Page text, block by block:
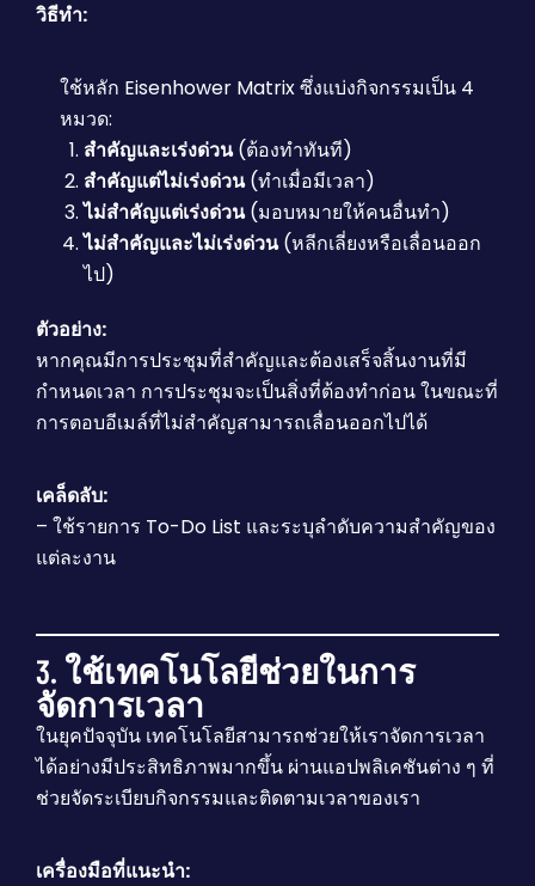
วิธีทำ:
ใช้หลัก Eisenhower Matrix ซึ่งแบ่งกิจกรรมเป็น 4
หมวด:
สำคัญและเร่งด่วน(ต้องทำทันที)
สำคัญแต่ไม่เร่งด่วน(ทำเมื่อมีเวลา)
ไม่สำคัญแต่เร่งด่วน(มอบหมายให้คนอื่นทำ)
ไม่สำคัญและไม่เร่งด่วน(หลีกเลี่ยงหรือเลื่อนออก
ไป)
ตัวอย่าง:
หากคุณมีการประชุมที่สำคัญและต้องเสร็จสิ้นงานที่มี
กำหนดเวลา การประชุมจะเป็นสิ่งที่ต้องทำก่อน ในขณะที่
การตอบอีเมล์ที่ไม่สำคัญสามารถเลื่อนออกไปได้
เคล็ดลับ:
– ใช้รายการ To-Do List และระบุลำดับความสำคัญของ
แต่ละงาน
3. ใช้เทคโนโลยีช่วยในการ
จัดการเวลา
ในยุคปัจจุบัน เทคโนโลยีสามารถช่วยให้เราจัดการเวลา
ได้อย่างมีประสิทธิภาพมากขึ้น ผ่านแอปพลิเคชันต่าง ๆ ที่
ช่วยจัดระเบียบกิจกรรมและติดตามเวลาของเรา
เครื่องมือที่แนะนำ: